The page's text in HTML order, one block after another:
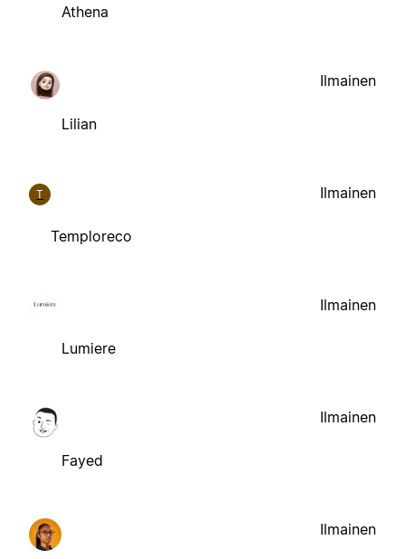
Athena
Lilian
Ilmainen
T
Temploreco
Ilmainen
Lumiere
Ilmainen
Fayed
Ilmainen
Ilmainen